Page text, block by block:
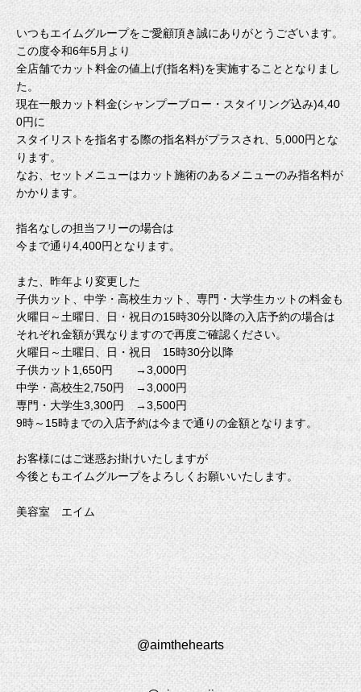
いつもエイムグループをご愛顧頂き誠にありがとうございます。
この度令和6年5月より
全店舗でカット料金の値上げ(指名料)を実施することとなりまし
た。
現在一般カット料金(シャンプーブロー・スタイリング込み)4,40
0円に
スタイリストを指名する際の指名料がプラスされ、5,000円とな
ります。
なお、セットメニューはカット施術のあるメニューのみ指名料が
かかります。
指名なしの担当フリーの場合は
今まで通り4,400円となります。
また、昨年より変更した
子供カット、中学・高校生カット、専門・大学生カットの料金も
火曜日～土曜日、日・祝日の15時30分以降の入店予約の場合は
それぞれ金額が異なりますので再度ご確認ください。
火曜日～土曜日、日・祝日 15時30分以降
子供カット1,650円 →3,000円
中学・高校生2,750円 →3,000円
専門・大学生3,300円 →3,500円
9時～15時までの入店予約は今まで通りの金額となります。
お客様にはご迷惑お掛けいたしますが
今後ともエイムグループをよろしくお願いいたします。
美容室 エイム
@aimthehearts